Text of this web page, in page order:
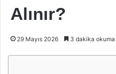
Alınır?
29 Mayıs 2026 3 dakika okuma